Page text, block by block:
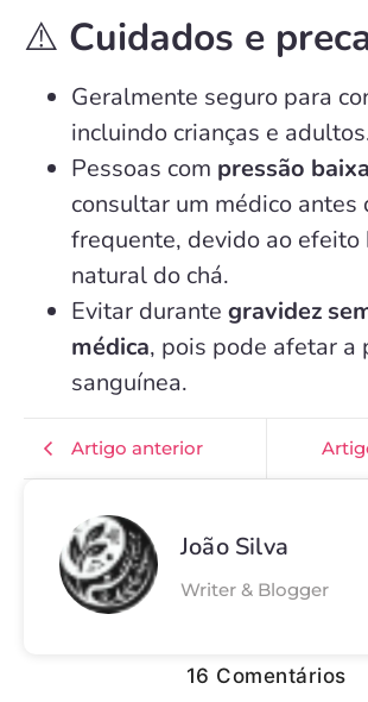
⚠️ Cuidados e
Geralmente seguro para
incluindo crianças e
Pessoas com pressão baixa
consultar um médico antes
frequente, devido ao efeito
natural do chá.
Evitar durante gravidez
médica, pois pode afetar a
sanguínea.
Artigo anterior
João Silva
Writer & Blogger
16 Comentários